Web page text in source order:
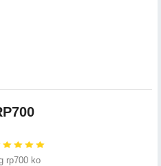
rp700 ko